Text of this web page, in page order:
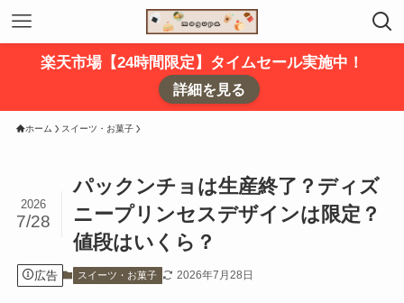
楽天市場【24時間限定】タイムセール実施中！
詳細を見る
ホーム スイーツ・お菓子
パックンチョは生産終了？ディズ
ニープリンセスデザインは限定？
値段はいくら？
2026
7/28
広告 スイーツ・お菓子 2026年7月28日